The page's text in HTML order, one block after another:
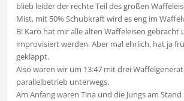
blieb leider der rechte Teil des großen
Mist, mit 50% Schubkraft wird es eng im
B! Karo hat mir alle alten Waffeleisen gebracht
improvisiert werden. Aber mal ehrlich, hat ja
geklappt.
Also waren wir um 13:47 mit drei
parallelbetrieb unterwegs.
Am Anfang waren Tina und die Jungs am